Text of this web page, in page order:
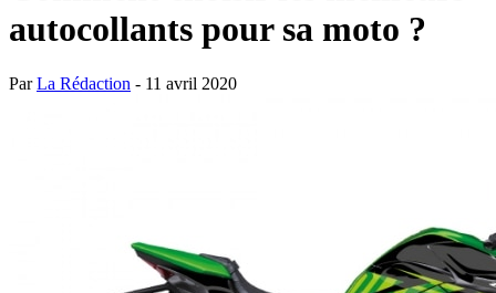
autocollants pour sa moto ?
ParLa Rédaction - 11 avril 2020